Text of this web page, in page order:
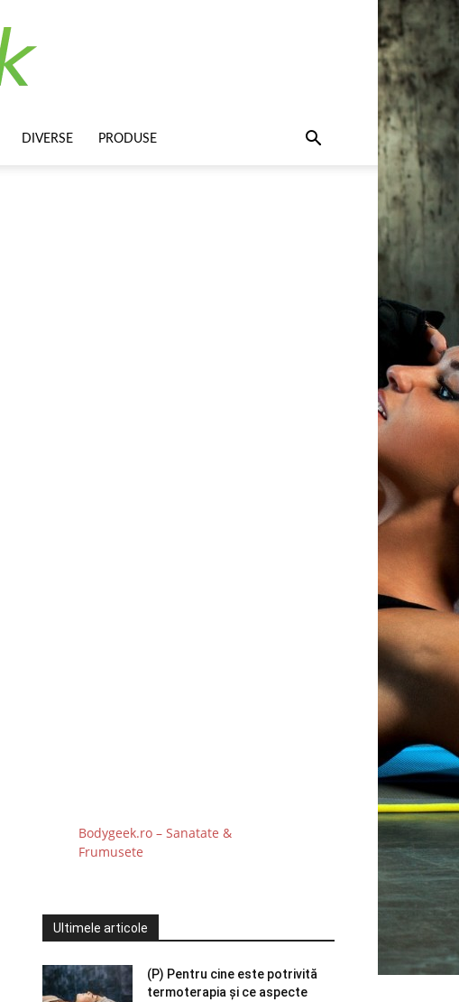
DIVERSE PRODUSE
Bodygeek.ro – Sanatate &
Frumusete
Ultimele articole
(P) Pentru cine este potrivită
termoterapia și ce aspecte